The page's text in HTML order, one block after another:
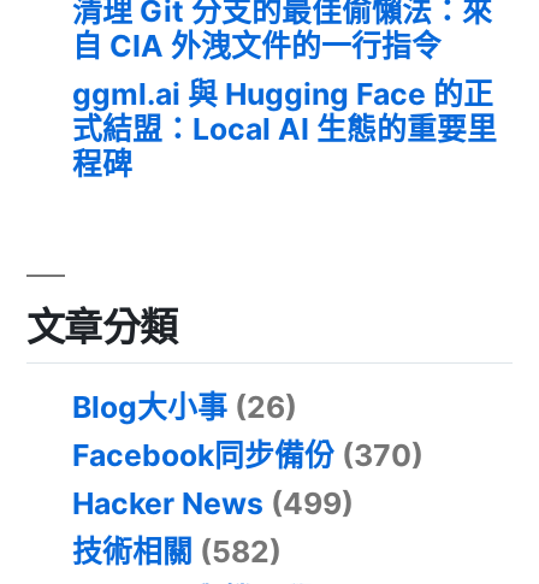
清理 Git 分支的最佳偷懶法：來
自 CIA 外洩文件的一行指令
ggml.ai 與 Hugging Face 的正
式結盟：Local AI 生態的重要里
程碑
文章分類
Blog大小事 (26)
Facebook同步備份 (370)
Hacker News (499)
技術相關 (582)